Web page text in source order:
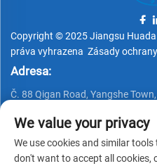
Copyright © 2025 Jiangsu
práva vyhrazena Zásady
Adresa:
Č. 88 Qigan Road, Yangshe
Telefon:
+86 15162337620
We value your privacy
We use cookies and similar
don't want to accept all cookies,